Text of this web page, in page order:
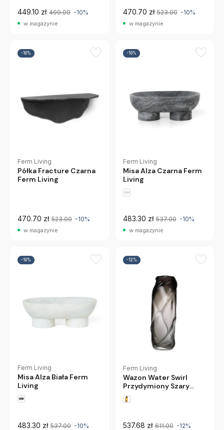
449.10 zł 499.00 -10%
w magazynie
470.70 zł 523.00 -10%
w magazynie
-10%
Ferm Living
Półka Fracture Czarna
Ferm Living
470.70 zł 523.00 -10%
w magazynie
-10%
Ferm Living
Misa Alza Czarna Ferm
Living
483.30 zł 537.00 -10%
w magazynie
-10%
Ferm Living
Misa Alza Biała Ferm
Living
483.30 zł 537.00 -10%
-12%
Ferm Living
Wazon Water Swirl
Przydymiony Szary
Ferm Living
537.68 zł 611.00 -12%